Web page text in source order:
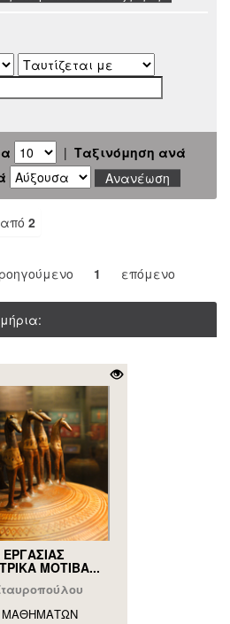
| Ταξινόμηση ανά
από 2
1 επόμενο
ΜΟΤΙΒΑ...
ΜΑΘΗΜAΤΩΝ